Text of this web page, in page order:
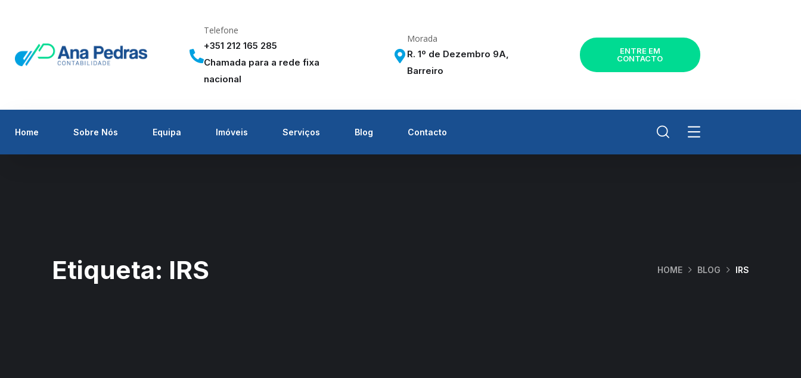
Telefone
+351 212 165 285
Chamada para a rede fixa
nacional
Morada
R. 1º de Dezembro 9A,
Barreiro
ENTRE EM
CONTACTO
Home Sobre Nós Equipa Imóveis Serviços Blog Contacto
Etiqueta: IRS HOME BLOG IRS